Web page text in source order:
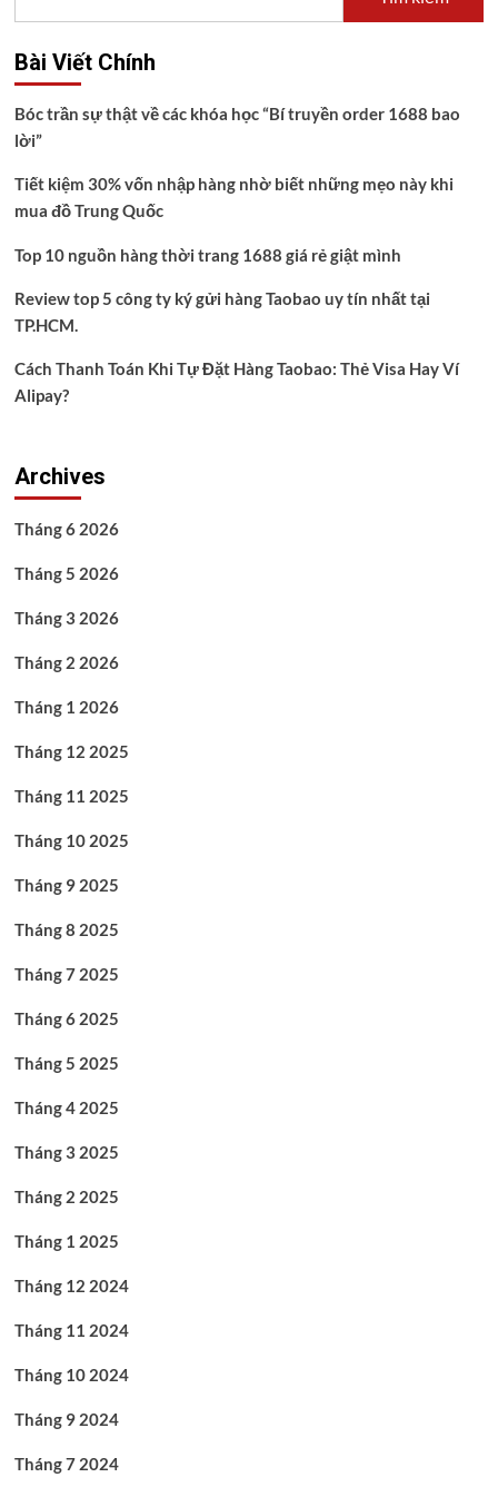
Bài Viết Chính
Bóc trần sự thật về các khóa học “Bí truyền order 1688 bao
lời”
Tiết kiệm 30% vốn nhập hàng nhờ biết những mẹo này khi
mua đồ Trung Quốc
Top 10 nguồn hàng thời trang 1688 giá rẻ giật mình
Review top 5 công ty ký gửi hàng Taobao uy tín nhất tại
TP.HCM.
Cách Thanh Toán Khi Tự Đặt Hàng Taobao: Thẻ Visa Hay Ví
Alipay?
Archives
Tháng 6 2026
Tháng 5 2026
Tháng 3 2026
Tháng 2 2026
Tháng 1 2026
Tháng 12 2025
Tháng 11 2025
Tháng 10 2025
Tháng 9 2025
Tháng 8 2025
Tháng 7 2025
Tháng 6 2025
Tháng 5 2025
Tháng 4 2025
Tháng 3 2025
Tháng 2 2025
Tháng 1 2025
Tháng 12 2024
Tháng 11 2024
Tháng 10 2024
Tháng 9 2024
Tháng 7 2024